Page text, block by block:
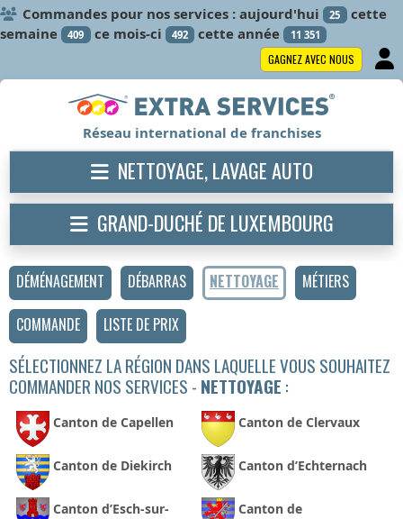
Commandes pour nos services : aujourd'hui 25 cette
semaine
409 ce mois-ci 492 cette année 11 351
GAGNEZ AVEC NOUS
DÉMÉNAGEMENT DÉBARRAS NETTOYAGE
MÉTIERS
COMMANDE
LISTE DE PRIX
SÉLECTIONNEZ LA RÉGION DANS LAQUELLE VOUS SOUHAITEZ
COMMANDER NOS SERVICES - NETTOYAGE :
Canton de Capellen Canton de Clervaux
Canton de Diekirch Canton d’Echternach
Canton d’Esch-sur-
Canton de
Réseau international de franchises
NETTOYAGE, LAVAGE AUTO
GRAND-DUCHÉ DE LUXEMBOURG